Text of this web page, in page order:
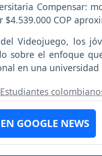
Compensar:
$4.539.000 COP
Videojuego, los
sobre el enfoque
en una universidad
Estudiantes
GOOGLE NEWS